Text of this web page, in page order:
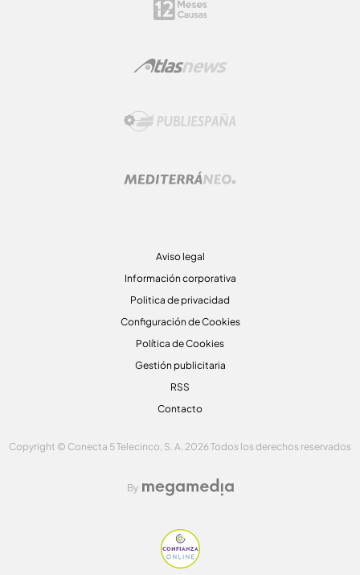
Aviso legal
Información corporativa
Politica de privacidad
Configuración de Cookies
Política de Cookies
Gestión publicitaria
RSS
Contacto
Copyright © Conecta 5 Telecinco, S. A. 2026 Todos los derechos reservados
By